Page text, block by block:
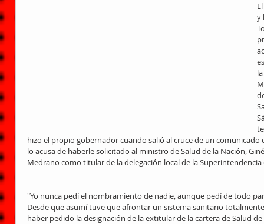
y
hizo el propio gobernador cuando salió al cruce de un
lo acusa de haberle solicitado al ministro de Salud de la Nación,
Medrano como titular de la delegación local de la Superintendencia
"Yo nunca pedí el nombramiento de nadie, aunque pedí de todo
Desde que asumí tuve que afrontar un sistema sanitario
haber pedido la designación de la extitular de la cartera de Salud